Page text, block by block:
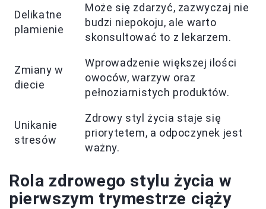
Delikatne
plamienie
Może się zdarzyć, zazwyczaj nie
budzi niepokoju, ale warto
skonsultować to z lekarzem.
Zmiany w
diecie
Wprowadzenie większej ilości
owoców, warzyw oraz
pełnoziarnistych produktów.
Unikanie
stresów
Zdrowy styl życia staje się
priorytetem, a odpoczynek jest
ważny.
Rola zdrowego stylu życia w
pierwszym trymestrze ciąży